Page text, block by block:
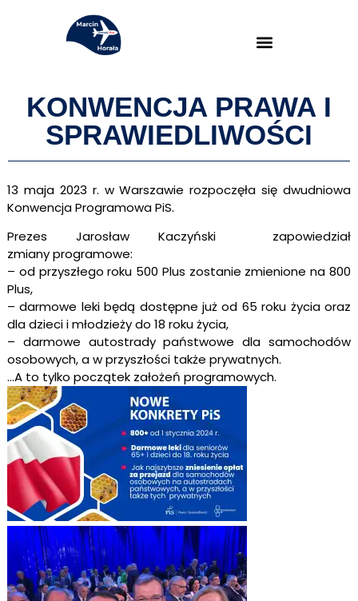
KONWENCJA PRAWA I
SPRAWIEDLIWOŚCI
13 maja 2023 r. w Warszawie rozpoczęła się dwudniowa
Konwencja Programowa PiS.
Prezes Jarosław Kaczyński zapowiedział
zmiany programowe:
– od przyszłego roku 500 Plus zostanie zmienione na 800
Plus,
– darmowe leki będą dostępne już od 65 roku życia oraz
dla dzieci i młodzieży do 18 roku życia,
– darmowe autostrady państwowe dla samochodów
osobowych, a w przyszłości także prywatnych.
…A to tylko początek założeń programowych.